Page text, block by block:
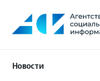
содержанию
Новости